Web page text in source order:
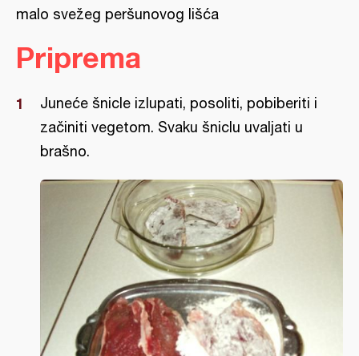
malo svežeg peršunovog lišća
Priprema
Juneće šnicle izlupati, posoliti, pobiberiti i
začiniti vegetom. Svaku šniclu uvaljati u
brašno.